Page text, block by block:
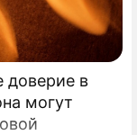
доверие в
могут